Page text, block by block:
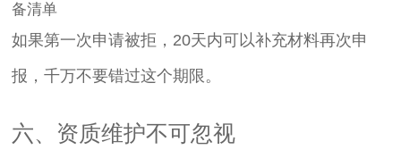
备清单
如果第一次申请被拒，20天内可以补充材料再次申
报，千万不要错过这个期限。
六、资质维护不可忽视